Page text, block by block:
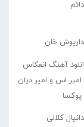
دائم
داریوش خان
آهنگ انعکاس
امیر اس و امیر دیان
پوکسا
دانیال کلالی